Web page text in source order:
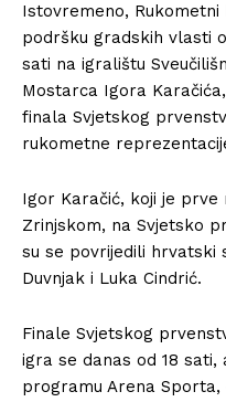
Istovremeno,
podršku gradskih vlasti
sati na igralištu
Mostarca Igora
finala Svjetskog
rukometne
Igor Karačić, koji je
Zrinjskom, na Svjetsko
su se povrijedili hrvatski
Duvnjak i Luka Cindrić.
Finale Svjetskog
igra se danas od 18
programu Arena